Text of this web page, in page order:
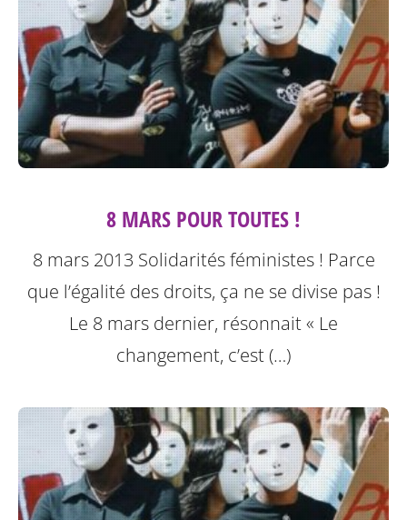
8 MARS POUR TOUTES !
8 mars 2013 Solidarités féministes ! Parce
que l’égalité des droits, ça ne se divise pas !
Le 8 mars dernier, résonnait « Le
changement, c’est (…)